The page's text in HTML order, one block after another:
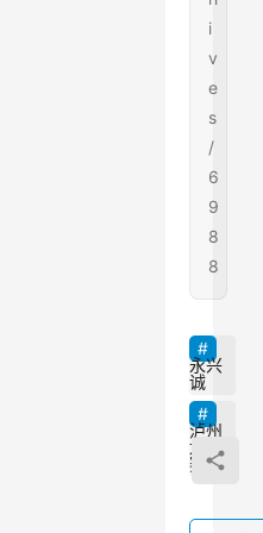
i
v
e
s
/
6
9
8
8
永兴
诚
泸州
龙舟
赛